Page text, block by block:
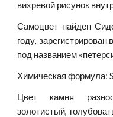
вихревой рисунок
Самоцвет найден
году, зарегистрирован
под названием
Химическая формула:
Цвет камня
золотистый,